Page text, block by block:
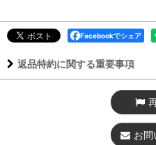
Facebookでシェア
返品特約に関する重要事項
お問